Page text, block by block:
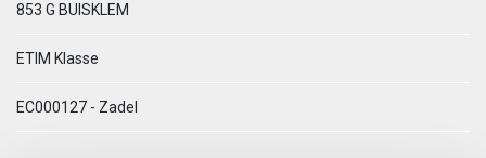
853 G BUISKLEM
ETIM Klasse
EC000127 - Zadel